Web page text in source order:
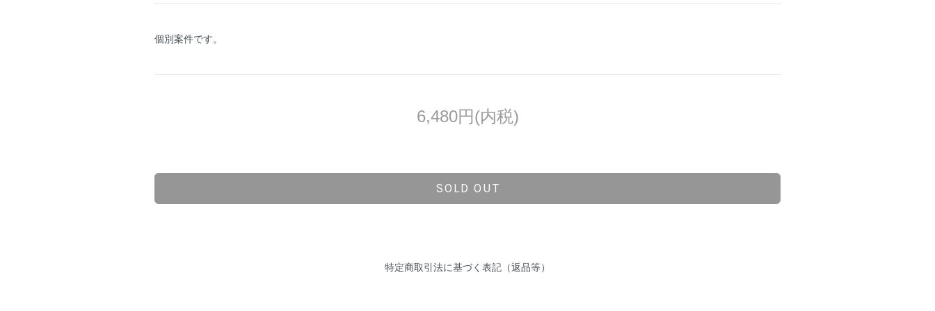
個別案件です。
6,480円(内税)
SOLD OUT
特定商取引法に基づく表記（返品等）